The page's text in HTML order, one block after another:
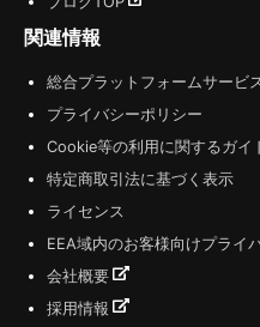
関連情報
総合プラットフォームサービ
プライバシーポリシー
Cookie等の利用に関するガイ
特定商取引法に基づく表示
ライセンス
EEA域内のお客様向けプライ
会社概要
採用情報